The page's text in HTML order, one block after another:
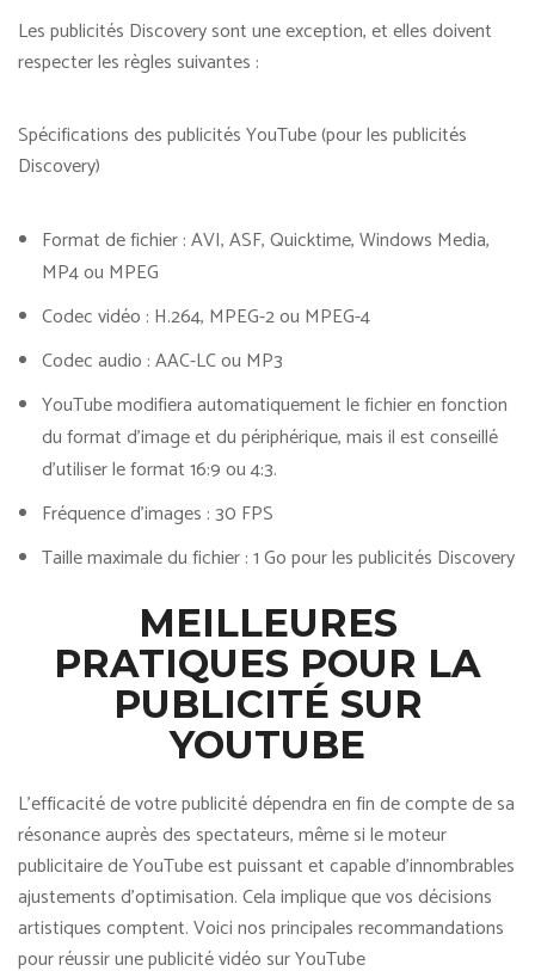
Les publicités Discovery sont une exception, et elles doivent
respecter les règles suivantes :
Spécifications des publicités YouTube (pour les publicités
Discovery)
Format de fichier : AVI, ASF, Quicktime, Windows Media,
MP4 ou MPEG
Codec vidéo : H.264, MPEG-2 ou MPEG-4
Codec audio : AAC-LC ou MP3
YouTube modifiera automatiquement le fichier en fonction
du format d’image et du périphérique, mais il est conseillé
d’utiliser le format 16:9 ou 4:3.
Fréquence d’images : 30 FPS
Taille maximale du fichier : 1 Go pour les publicités Discovery
MEILLEURES
PRATIQUES POUR LA
PUBLICITÉ SUR
YOUTUBE
L’efficacité de votre publicité dépendra en fin de compte de sa
résonance auprès des spectateurs, même si le moteur
publicitaire de YouTube est puissant et capable d’innombrables
ajustements d’optimisation. Cela implique que vos décisions
artistiques comptent. Voici nos principales recommandations
pour réussir une publicité vidéo sur YouTube